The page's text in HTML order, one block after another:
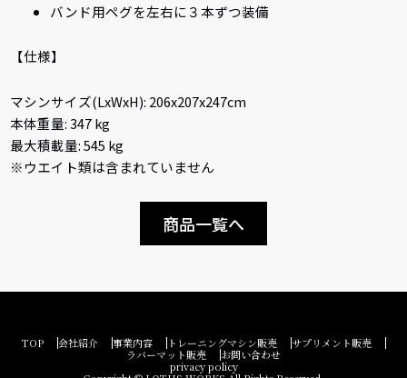
バンド用ペグを左右に３本ずつ装備
【仕様】
マシンサイズ(LxWxH): 206x207x247cm
本体重量: 347 kg
最大積載量: 545 kg
※ウエイト類は含まれていません
商品一覧へ
TOP 会社紹介 事業内容 トレーニングマシン販売
サプリメント販売
ラバーマット販売
お問い合わせ
privacy policy